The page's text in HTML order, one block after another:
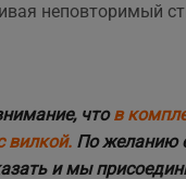
неповторимый
чтов
вилкой. По желанию
и мы